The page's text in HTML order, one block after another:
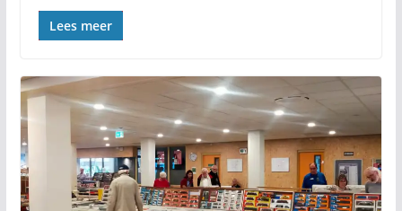
Lees meer